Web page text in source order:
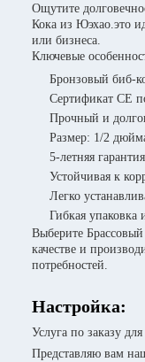
Ощутите
Кока из Юэхао.это
или бизнеса.
Ключевые
Бронзовый биб-
Сертификат CE
Прочный и
Размер: 1/2
5-летняя
Устойчивая к
Легко
Гибкая упаковка
Выберите
качестве и
потребностей.
Настройка:
Услуга по заказу
Представляю вам